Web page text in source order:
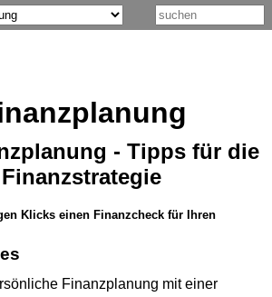
- Tipps für die
Klicks einen Finanzcheck für Ihren
Finanzplanung mit einer